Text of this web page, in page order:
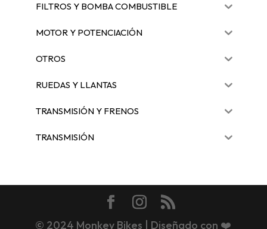
FILTROS Y BOMBA COMBUSTIBLE
MOTOR Y POTENCIACIÓN
OTROS
RUEDAS Y LLANTAS
TRANSMISIÓN Y FRENOS
TRANSMISIÓN
© 2024 Monkey Bikes | Diseñado con ❤️